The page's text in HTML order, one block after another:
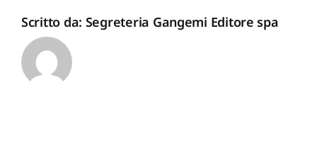
Scritto da: Segreteria Gangemi Editore spa